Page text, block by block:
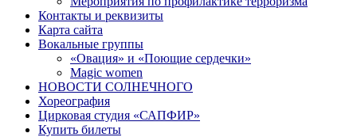
Контакты и реквизиты
Карта сайта
Вокальные группы
«Овация» и «Поющие сердечки»
Magic women
НОВОСТИ СОЛНЕЧНОГО
Хореография
Цирковая студия «САПФИР»
Купить билеты